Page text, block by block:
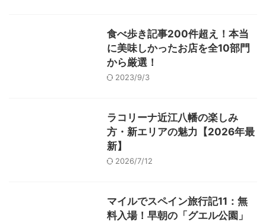
食べ歩き記事200件超え！本当
に美味しかったお店を全10部門
から厳選！
2023/9/3
ラコリーナ近江八幡の楽しみ
方・新エリアの魅力【2026年最
新】
2026/7/12
マイルでスペイン旅行記11：無
料入場！早朝の「グエル公園」